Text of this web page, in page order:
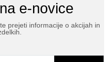
e-novice
prejeti informacije o akcijah in